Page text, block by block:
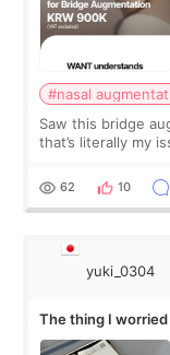
#nasal
Saw this bridge
that’s literally my
I started looking a
62 10
yuki_0304
The thing I